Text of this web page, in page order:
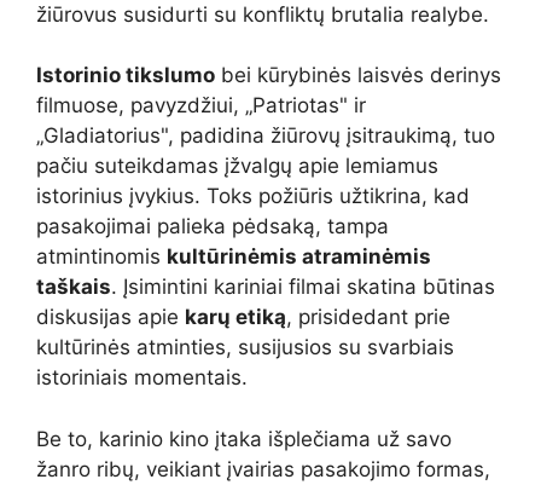
žiūrovus susidurti su konfliktų brutalia realybe.
Istorinio tikslumo bei kūrybinės laisvės derinys
filmuose, pavyzdžiui, „Patriotas" ir
„Gladiatorius", padidina žiūrovų įsitraukimą, tuo
pačiu suteikdamas įžvalgų apie lemiamus
istorinius įvykius. Toks požiūris užtikrina, kad
pasakojimai palieka pėdsaką, tampa
atmintinomis kultūrinėmis atraminėmis
taškais. Įsimintini kariniai filmai skatina būtinas
diskusijas apie karų etiką, prisidedant prie
kultūrinės atminties, susijusios su svarbiais
istoriniais momentais.
Be to, karinio kino įtaka išplečiama už savo
žanro ribų, veikiant įvairias pasakojimo formas,